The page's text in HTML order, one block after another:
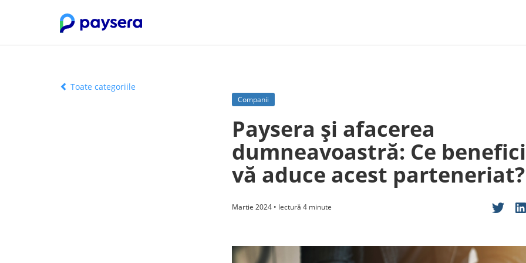
Toate categoriile
Companii
Paysera și afacerea
dumneavoastră: Ce
vă aduce acest parteneriat?
Martie 2024 • lectură 4 minute